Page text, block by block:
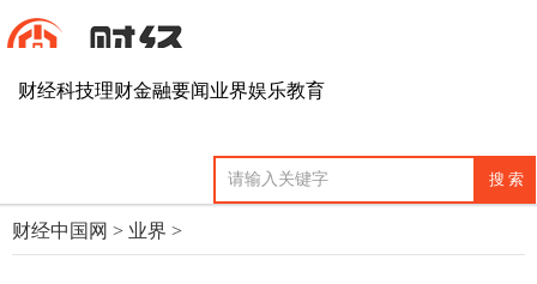
财经科技理财金融要闻业界娱乐教育
财经中国网 > 业界 >